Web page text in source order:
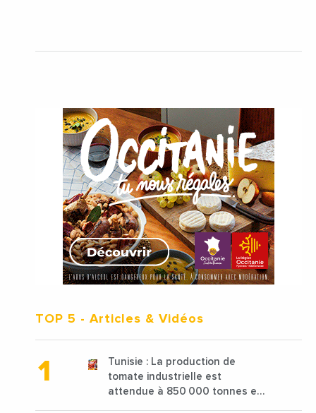
TOP 5 - Articles & Vidéos
Tunisie : La production de
tomate industrielle est
attendue à 850 000 tonnes en